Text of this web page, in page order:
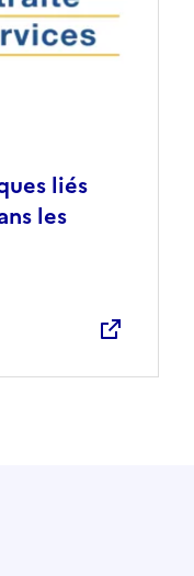
liés
les